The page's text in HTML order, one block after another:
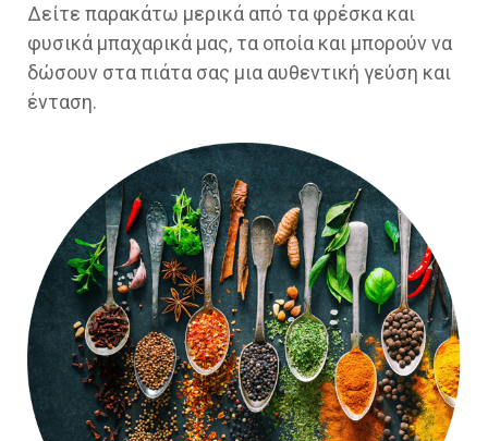
Δείτε παρακάτω μερικά από τα φρέσκα και
φυσικά μπαχαρικά μας, τα οποία και μπορούν να
δώσουν στα πιάτα σας μια αυθεντική γεύση και
ένταση.